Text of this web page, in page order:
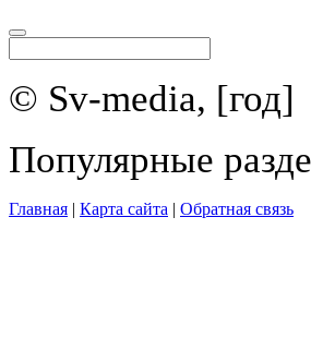
© Sv-media, [год]
Популярные
Главная | Карта сайта | Обратная связь